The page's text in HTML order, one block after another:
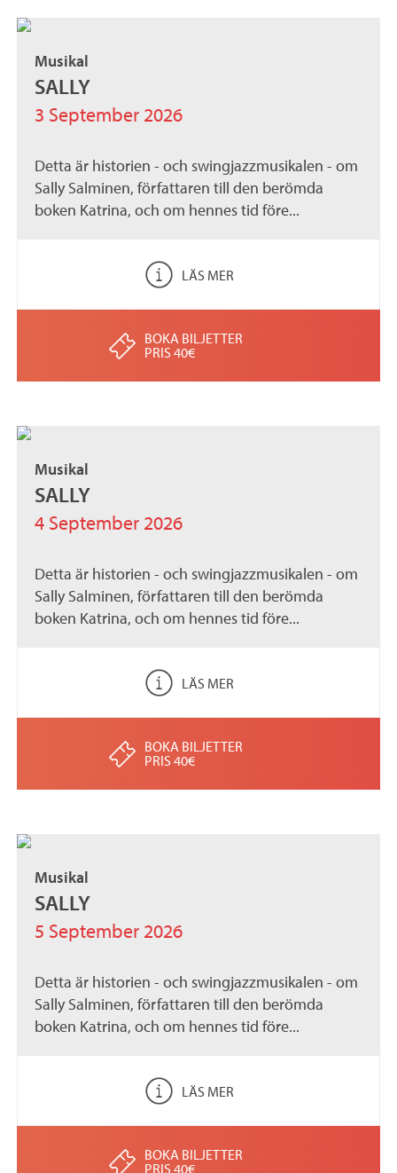
Musikal
SALLY
3 September 2026
Detta är historien - och swingjazzmusikalen - om
Sally Salminen, författaren till den berömda
boken Katrina, och om hennes tid före...
LÄS MER
BOKA BILJETTER
PRIS 40€
Musikal
SALLY
4 September 2026
Detta är historien - och swingjazzmusikalen - om
Sally Salminen, författaren till den berömda
boken Katrina, och om hennes tid före...
LÄS MER
BOKA BILJETTER
PRIS 40€
Musikal
SALLY
5 September 2026
Detta är historien - och swingjazzmusikalen - om
Sally Salminen, författaren till den berömda
boken Katrina, och om hennes tid före...
LÄS MER
BOKA BILJETTER
PRIS 40€